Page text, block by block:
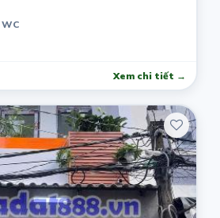
WC
Xem chi tiết →